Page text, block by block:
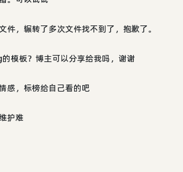
件，辗转了多次文件找不到了，抱歉了。
模板？博主可以分享给我吗，谢谢
感，标榜给自己看的吧
护难